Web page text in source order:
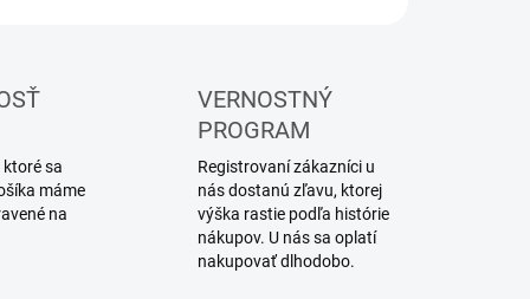
ktoré sa
máme
na
VERNOSTNÝ
PROGRAM
Registrovaní zákazníci u
nás dostanú zľavu, ktorej
výška rastie podľa histórie
nákupov. U nás sa oplatí
nakupovať dlhodobo.